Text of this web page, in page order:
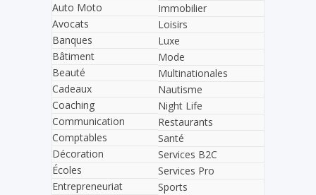
Auto Moto
Avocats
Banques
Bâtiment
Beauté
Cadeaux
Coaching
Communication
Comptables
Décoration
Écoles
Entrepreneuriat
Immobilier
Loisirs
Luxe
Mode
Multinationales
Nautisme
Night Life
Restaurants
Santé
Services B2C
Services Pro
Sports